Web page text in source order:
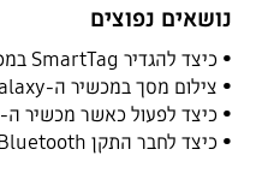
נושאים נפוצים
כיצד להגדיר SmartTag במכשיר ה-Galaxy שלכם?
צילום מסך במכשיר ה-Galaxy שלכם
כיצד לפעול כאשר מכשיר ה-Galaxy שלכם מתחמם?
כיצד לחבר התקן Bluetooth למכשירי Galaxy?